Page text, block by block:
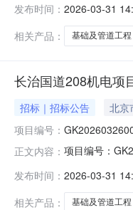
告.pdf
发布时间： 2026-03-31
相关产品：
基础及管道工程
长治国道208机电项
招标｜招标公告 北京
项目编号：
正文内容： 项目编号：
长治国道208
发布时间： 2026-03-31
相关产品：
基础及管道工程